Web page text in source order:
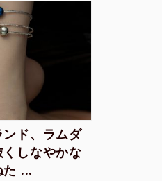
ンド、ラムダ
しなやかな
た ...